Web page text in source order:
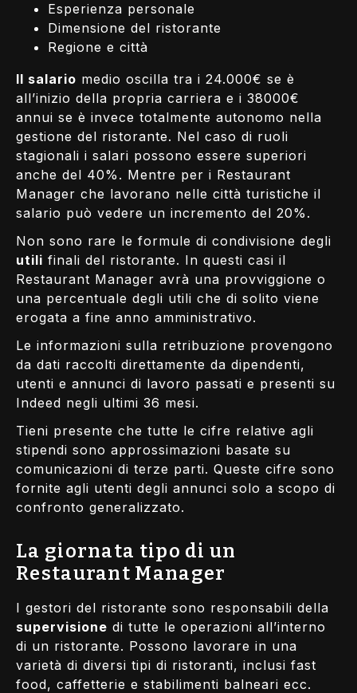
Esperienza personale
Dimensione del ristorante
Regione e città
Il salario medio oscilla tra i 24.000€ se è
all’inizio della propria carriera e i 38000€
annui se è invece totalmente autonomo nella
gestione del ristorante. Nel caso di ruoli
stagionali i salari possono essere superiori
anche del 40%. Mentre per i Restaurant
Manager che lavorano nelle città turistiche il
salario può vedere un incremento del 20%.
Non sono rare le formule di condivisione degli
utili finali del ristorante. In questi casi il
Restaurant Manager avrà una provviggione o
una percentuale degli utili che di solito viene
erogata a fine anno amministrativo.
Le informazioni sulla retribuzione provengono
da dati raccolti direttamente da dipendenti,
utenti e annunci di lavoro passati e presenti su
Indeed negli ultimi 36 mesi.
Tieni presente che tutte le cifre relative agli
stipendi sono approssimazioni basate su
comunicazioni di terze parti. Queste cifre sono
fornite agli utenti degli annunci solo a scopo di
confronto generalizzato.
La giornata tipo di un
Restaurant Manager
I gestori del ristorante sono responsabili della
supervisione di tutte le operazioni all’interno
di un ristorante. Possono lavorare in una
varietà di diversi tipi di ristoranti, inclusi fast
food, caffetterie e stabilimenti balneari ecc.